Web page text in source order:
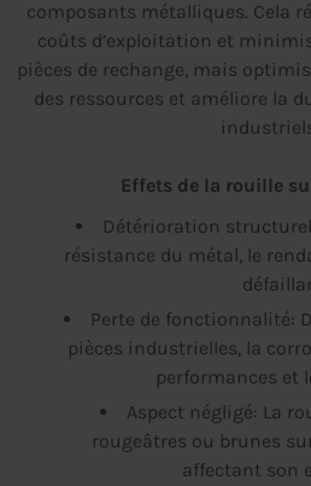
composants métalliques. Cela
coûts d’exploitation et
pièces de rechange, mais
des ressources et améliore la
Effets de la rouille
Détérioration
résistance du métal, le
Perte de fonctionnalité:
pièces industrielles, la
performances et
Aspect négligé: La
rougeâtres ou brunes
affectant son